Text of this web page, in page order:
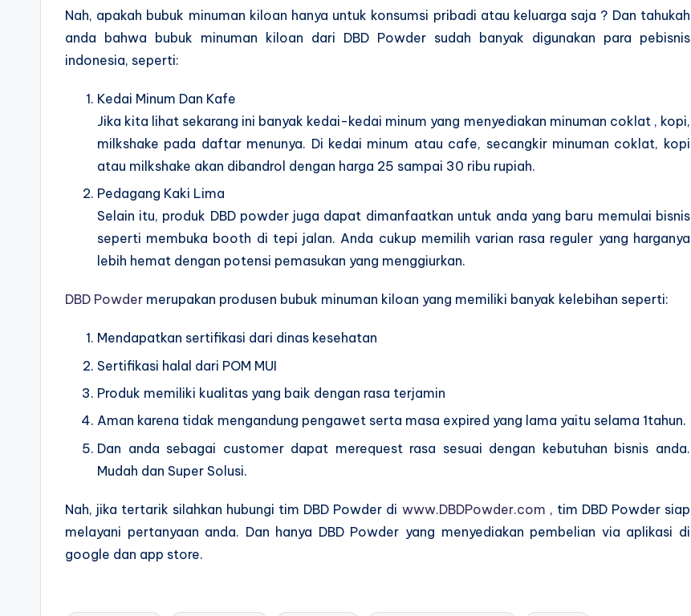
Nah, apakah bubuk minuman kiloan hanya untuk konsumsi pribadi atau keluarga saja ? Dan tahukah
anda bahwa bubuk minuman kiloan dari DBD Powder sudah banyak digunakan para pebisnis
indonesia, seperti:
Kedai Minum Dan Kafe
Jika kita lihat sekarang ini banyak kedai-kedai minum yang menyediakan minuman coklat , kopi,
milkshake pada daftar menunya. Di kedai minum atau cafe, secangkir minuman coklat, kopi
atau milkshake akan dibandrol dengan harga 25 sampai 30 ribu rupiah.
Pedagang Kaki Lima
Selain itu, produk DBD powder juga dapat dimanfaatkan untuk anda yang baru memulai bisnis
seperti membuka booth di tepi jalan. Anda cukup memilih varian rasa reguler yang harganya
lebih hemat dengan potensi pemasukan yang menggiurkan.
DBD Powder merupakan produsen bubuk minuman kiloan yang memiliki banyak kelebihan seperti:
Mendapatkan sertifikasi dari dinas kesehatan
Sertifikasi halal dari POM MUI
Produk memiliki kualitas yang baik dengan rasa terjamin
Aman karena tidak mengandung pengawet serta masa expired yang lama yaitu selama 1tahun.
Dan anda sebagai customer dapat merequest rasa sesuai dengan kebutuhan bisnis anda.
Mudah dan Super Solusi.
Nah, jika tertarik silahkan hubungi tim DBD Powder di www.DBDPowder.com , tim DBD Powder siap
melayani pertanyaan anda. Dan hanya DBD Powder yang menyediakan pembelian via aplikasi di
google dan app store.